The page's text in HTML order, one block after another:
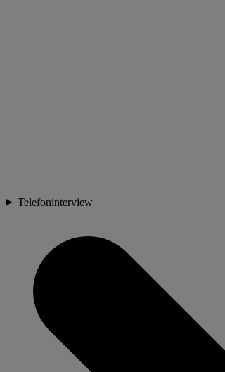
Telefoninterview